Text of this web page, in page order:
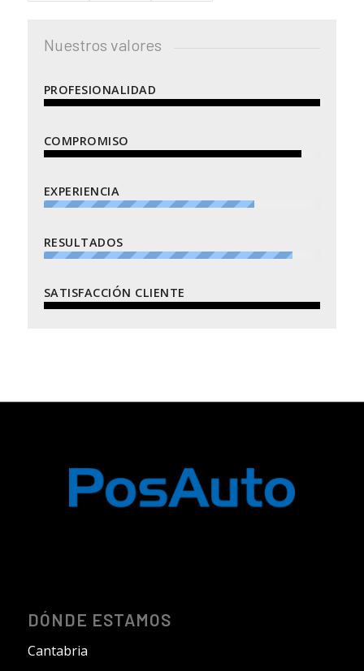
Nuestros valores
PROFESIONALIDAD
COMPROMISO
EXPERIENCIA
RESULTADOS
SATISFACCIÓN CLIENTE
DÓNDE ESTAMOS
Cantabria